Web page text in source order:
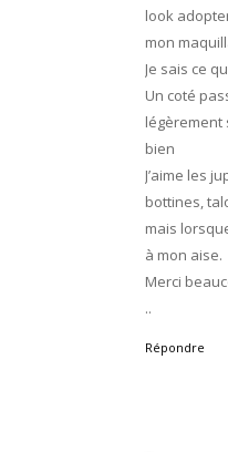
look
mon
Je sais ce
Un coté
légèrement
bien
J’aime les
bottines,
mais
à mon aise.
Merci
..
Répondre